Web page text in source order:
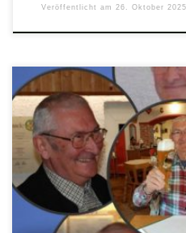
Veröffentlicht am 26. Oktober 2025
– Ein guter Freund ist von uns
langjähriges Mitglied Norbert
April 2025 verstarb. Sein
Norbert kam 1969 in unseren
den 2. Vorsitz für 22 Jahre und